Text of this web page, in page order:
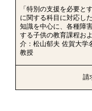
「特別の支援を必要と
に関する科目に対応し
知識を中心に、各種障
する子供の教育課程
介：松山郁夫 佐賀大
教授
請